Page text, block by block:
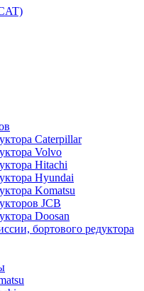
Caterpillar
Volvo
Hitachi
Hyundai
Komatsu
JCB
Doosan
бортового редуктора